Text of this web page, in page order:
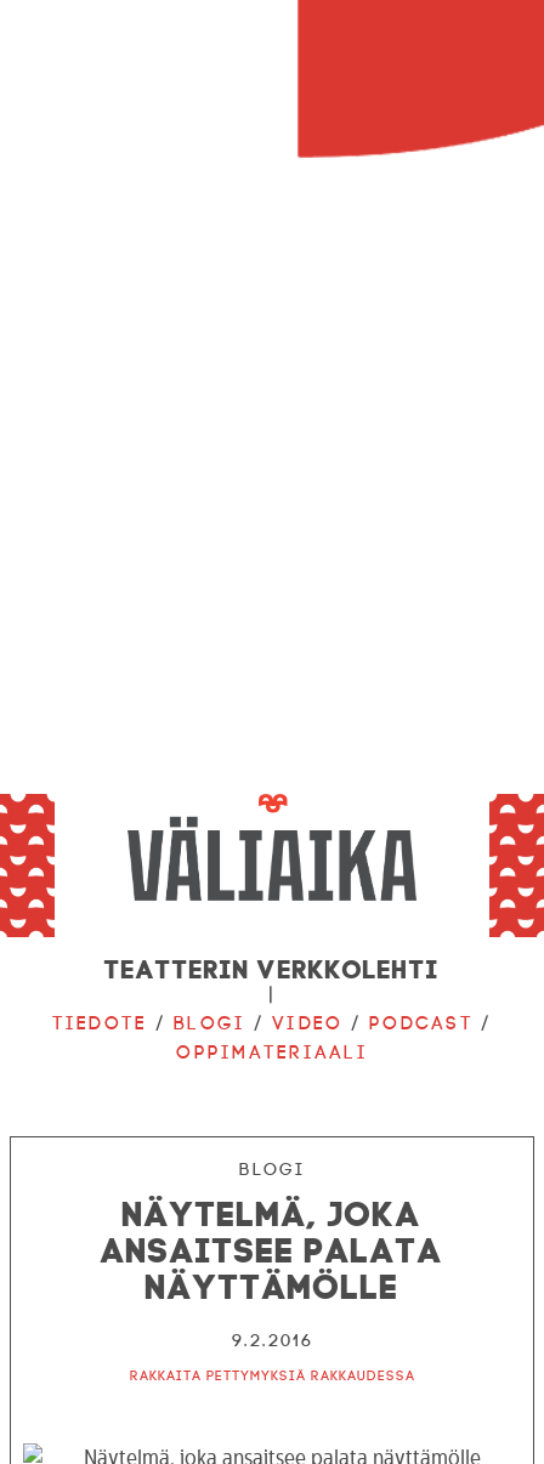
Teatterin verkkolehti
|
Tiedote /Blogi /Video /Podcast /
Oppimateriaali
Blogi
Näytelmä, joka
ansaitsee palata
näyttämölle
9.2.2016
Rakkaita pettymyksiä rakkaudessa